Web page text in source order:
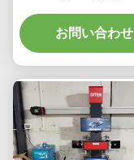
お問い合わせ